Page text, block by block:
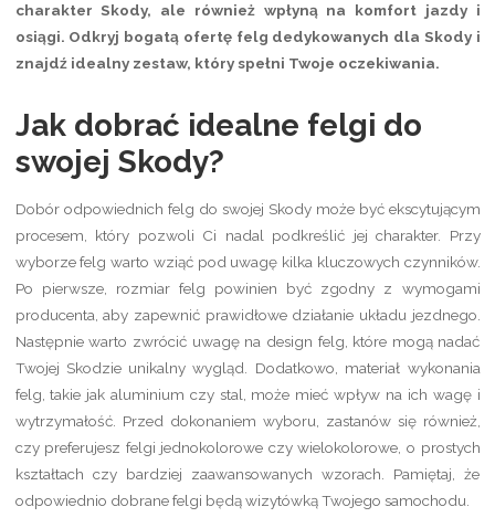
charakter Skody, ale również wpłyną na komfort jazdy i
osiągi. Odkryj bogatą ofertę felg dedykowanych dla Skody i
znajdź idealny zestaw, który spełni Twoje oczekiwania.
Jak dobrać idealne felgi do
swojej Skody?
Dobór odpowiednich felg do swojej Skody może być ekscytującym
procesem, który pozwoli Ci nadal podkreślić jej charakter. Przy
wyborze felg warto wziąć pod uwagę kilka kluczowych czynników.
Po pierwsze, rozmiar felg powinien być zgodny z wymogami
producenta, aby zapewnić prawidłowe działanie układu jezdnego.
Następnie warto zwrócić uwagę na design felg, które mogą nadać
Twojej Skodzie unikalny wygląd. Dodatkowo, materiał wykonania
felg, takie jak aluminium czy stal, może mieć wpływ na ich wagę i
wytrzymałość. Przed dokonaniem wyboru, zastanów się również,
czy preferujesz felgi jednokolorowe czy wielokolorowe, o prostych
kształtach czy bardziej zaawansowanych wzorach. Pamiętaj, że
odpowiednio dobrane felgi będą wizytówką Twojego samochodu.